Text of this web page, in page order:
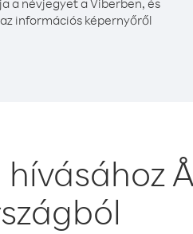
a névjegyet a Viberben, és
információs képernyőről